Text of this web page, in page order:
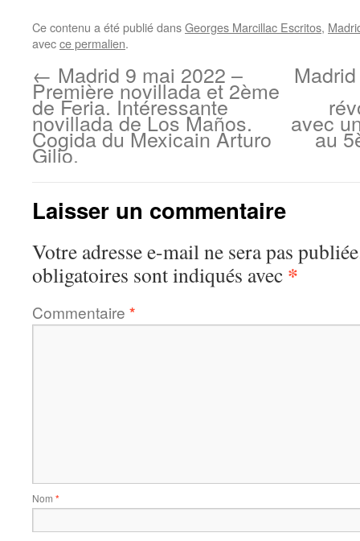
Ce contenu a été publié dansGeorges Marcillac Escritos,
avecce permalien.
← Madrid 9 mai 2022 –
Première novillada et 2ème
de Feria. Intéressante
novillada de Los Maños.
Cogida du Mexicain Arturo
Gilio.
avec
au
Laisser un commentaire
Votre adresse e-mail ne sera pas
obligatoires sont indiqués avec *
Commentaire *
Nom *